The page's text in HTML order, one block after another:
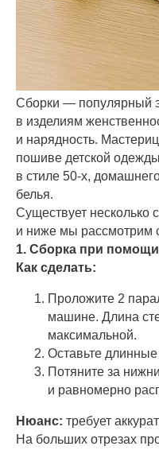
Сборки — популярный
в изделиям
и нарядность.
пошиве детской
в стиле 50-х,
белья.
Существует несколько
и ниже мы рассмотрим
1. Сборка при
Как сделать:
Проложите 2
машине. Длина
максимальной.
Оставьте
Потяните за
и равномерно
Нюанс: требует
На больших отрезах